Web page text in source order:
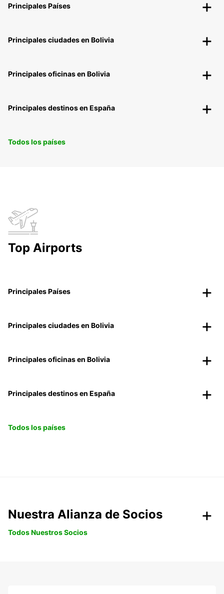
Principales Países
Principales ciudades en Bolivia
Principales oficinas en Bolivia
Principales destinos en España
Todos los países
Top Airports
Principales Países
Principales ciudades en Bolivia
Principales oficinas en Bolivia
Principales destinos en España
Todos los países
Nuestra Alianza de Socios
Todos Nuestros Socios